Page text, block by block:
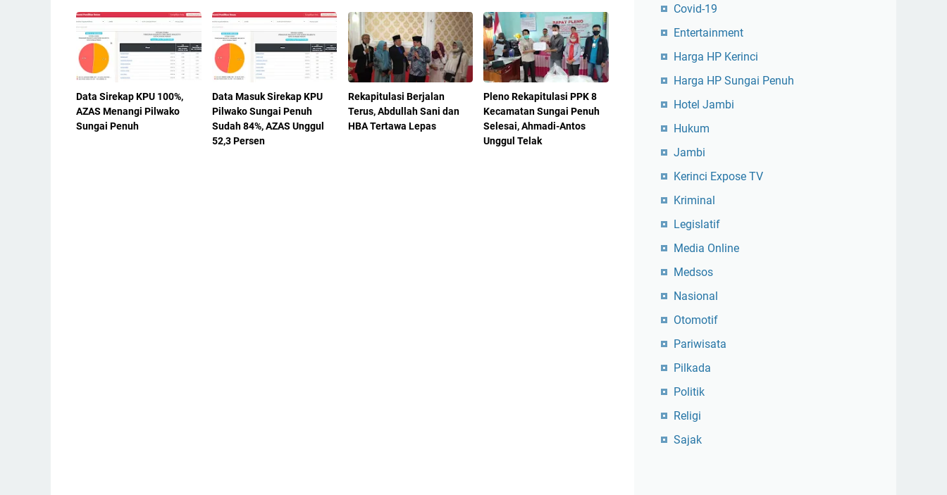
Data Sirekap KPU 100%,
AZAS Menangi Pilwako
Sungai Penuh
Data Masuk Sirekap KPU
Pilwako Sungai Penuh
Sudah 84%, AZAS Unggul
52,3 Persen
Rekapitulasi Berjalan
Terus, Abdullah Sani dan
HBA Tertawa Lepas
Pleno Rekapitulasi PPK 8
Kecamatan Sungai Penuh
Selesai, Ahmadi-Antos
Unggul Telak
Covid-19
Entertainment
Harga HP Kerinci
Harga HP Sungai Penuh
Hotel Jambi
Hukum
Jambi
Kerinci Expose TV
Kriminal
Legislatif
Media Online
Medsos
Nasional
Otomotif
Pariwisata
Pilkada
Politik
Religi
Sajak